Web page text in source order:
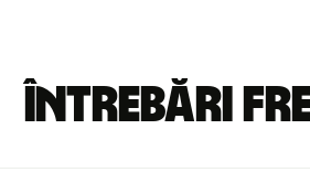
Întrebări